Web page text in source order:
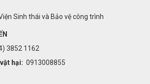
Sinh thái và Bảo vệ công trình
3852 1162
hại: 0913008855